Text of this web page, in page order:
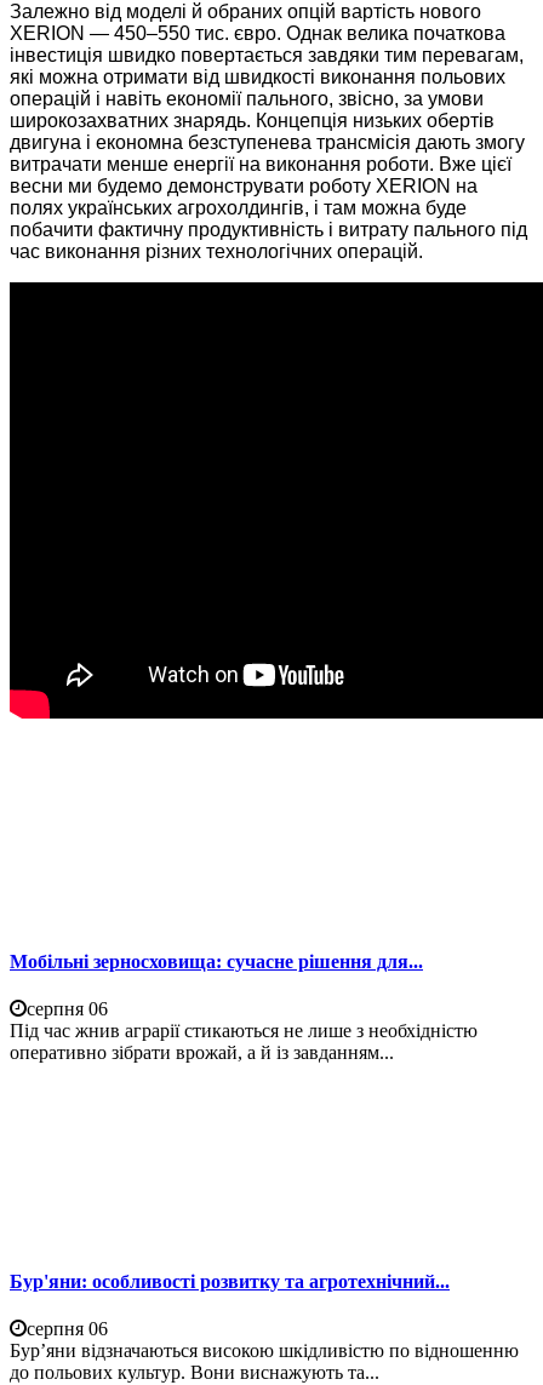
Залежно від моделі й обраних опцій вартість нового
XERION — 450–550 тис. євро. Однак велика початкова
інвестиція швидко повертається завдяки тим перевагам,
які можна отримати від швидкості виконання польових
операцій і навіть економії пального, звісно, за умови
широкозахватних знарядь. Концепція низьких обертів
двигуна і економна безступенева трансмісія дають змогу
витрачати менше енергії на виконання роботи. Вже цієї
весни ми будемо демонструвати роботу XERION на
полях українських агрохолдингів, і там можна буде
побачити фактичну продуктивність і витрату пального під
час виконання різних технологічних операцій.
Мобільні зерносховища: сучасне рішення для...
серпня 06
Під час жнив аграрії стикаються не лише з необхідністю
оперативно зібрати врожай, а й із завданням...
Бур'яни: особливості розвитку та агротехнічний...
серпня 06
Бур’яни відзначаються високою шкідливістю по відношенню
до польових культур. Вони виснажують та...